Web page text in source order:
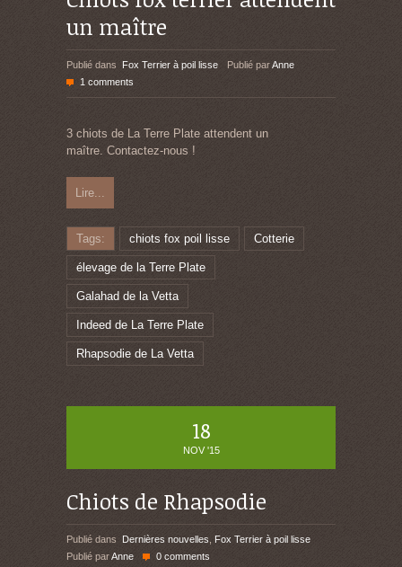
un maître
Publié dans Fox Terrier à poil lisse Publié parAnne
1 comments
3 chiots de La Terre Plate attendent un
maître. Contactez-nous !
Lire...
Tags: chiots fox poil lisse Cotterie
élevage de la Terre Plate
Galahad de la Vetta
Indeed de La Terre Plate
Rhapsodie de La Vetta
18
NOV '15
Chiots de Rhapsodie
Publié dans Dernières nouvelles
Fox Terrier à poil lisse
Publié parAnne 0 comments